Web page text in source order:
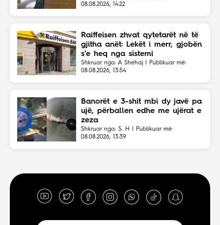
08.08.2026, 14:22
Raiffeisen zhvat qytetarët në të
gjitha anët: Lekët i merr, gjobën
s’e heq nga sistemi
Shkruar nga: A Shehaj | Publikuar më:
08.08.2026, 13:54
Banorët e 3-shit mbi dy javë pa
ujë, përballen edhe me ujërat e
zeza
Shkruar nga: S. H | Publikuar më:
08.08.2026, 13:39